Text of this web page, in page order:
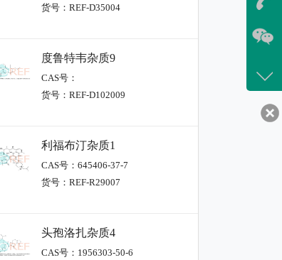
货号：REF-D35004
度鲁特韦杂质9
CAS号：
货号：REF-D102009
利福布汀杂质1
CAS号：645406-37-7
货号：REF-R29007
头孢洛扎杂质4
CAS号：1956303-50-6